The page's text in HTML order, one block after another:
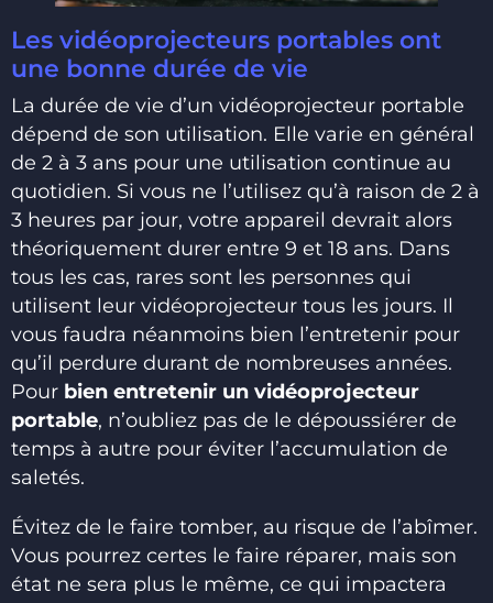
Les vidéoprojecteurs portables ont
une bonne durée de vie
La durée de vie d’un vidéoprojecteur portable
dépend de son utilisation. Elle varie en général
de 2 à 3 ans pour une utilisation continue au
quotidien. Si vous ne l’utilisez qu’à raison de 2 à
3 heures par jour, votre appareil devrait alors
théoriquement durer entre 9 et 18 ans. Dans
tous les cas, rares sont les personnes qui
utilisent leur vidéoprojecteur tous les jours. Il
vous faudra néanmoins bien l’entretenir pour
qu’il perdure durant de nombreuses années.
Pour bien entretenir un vidéoprojecteur
portable, n’oubliez pas de le dépoussiérer de
temps à autre pour éviter l’accumulation de
saletés.
Évitez de le faire tomber, au risque de l’abîmer.
Vous pourrez certes le faire réparer, mais son
état ne sera plus le même, ce qui impactera